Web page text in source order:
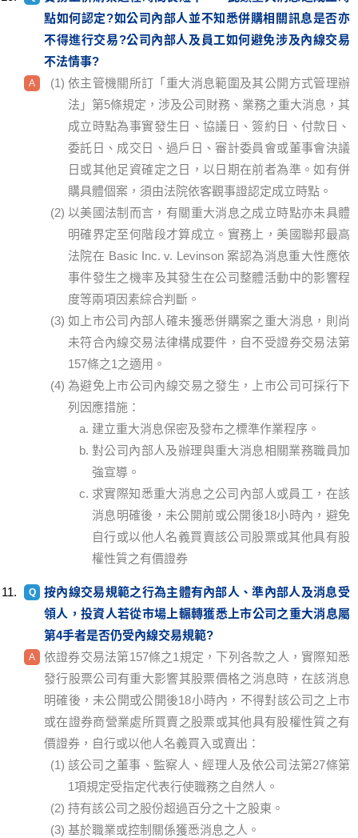
點如何認定?如公司內部人並不知悉併購相關訊息是否亦
不得進行交易?公司內部人及員工如何避免涉及內線交易
不法情事?
依主管機關所訂「重大消息範圍及其公開方式管理辦
法」第5條規定，涉及公司財務、業務之重大消息，其
成立時點為事實發生日、協議日、簽約日、付款日、
委託日、成交日、過戶日、審計委員會或董事會決議
日或其他足資確定之日，以日期在前者為準。如有併
購具體個案，須由法院依客觀事證認定成立時點。
以美國法制而言，有關重大消息之成立時點亦未具體
明確界定至何階段才算成立。實務上，美國聯邦最高
法院在 Basic Inc. v. Levinson 案認為消息重大性應依
事件發生之機率及其發生在公司整體活動中的影響程
度等兩項因素綜合判斷。
如上市公司內部人確未獲悉併購案之重大消息，則尚
未符合內線交易法律構成要件，自不受證券交易法第
157條之1之適用。
為避免上市公司內線交易之發生，上市公司可採行下
列因應措施：
建立重大消息保密及發布之標準作業程序。
對公司內部人及辦理與重大消息相關業務職員加
強宣導。
求實際知悉重大消息之公司內部人或員工，在該
消息明確後，未公開前或公開後18小時內，避免
自行或以他人名義買賣該公司股票或其他具有股
權性質之有價證券
按內線交易規範之行為主體有內部人、準內部人及消息受
領人，投資人若從市場上輾轉獲悉上市公司之重大消息屬
第4手者是否仍受內線交易規範?
依證券交易法第157條之1規定，下列各款之人，實際知悉
發行股票公司有重大影響其股票價格之消息時，在該消息
明確後，未公開或公開後18小時內，不得對該公司之上市
或在證券商營業處所買賣之股票或其他具有股權性質之有
價證券，自行或以他人名義買入或賣出：
該公司之董事、監察人、經理人及依公司法第27條第
1項規定受指定代表行使職務之自然人。
持有該公司之股份超過百分之十之股東。
基於職業或控制關係獲悉消息之人。